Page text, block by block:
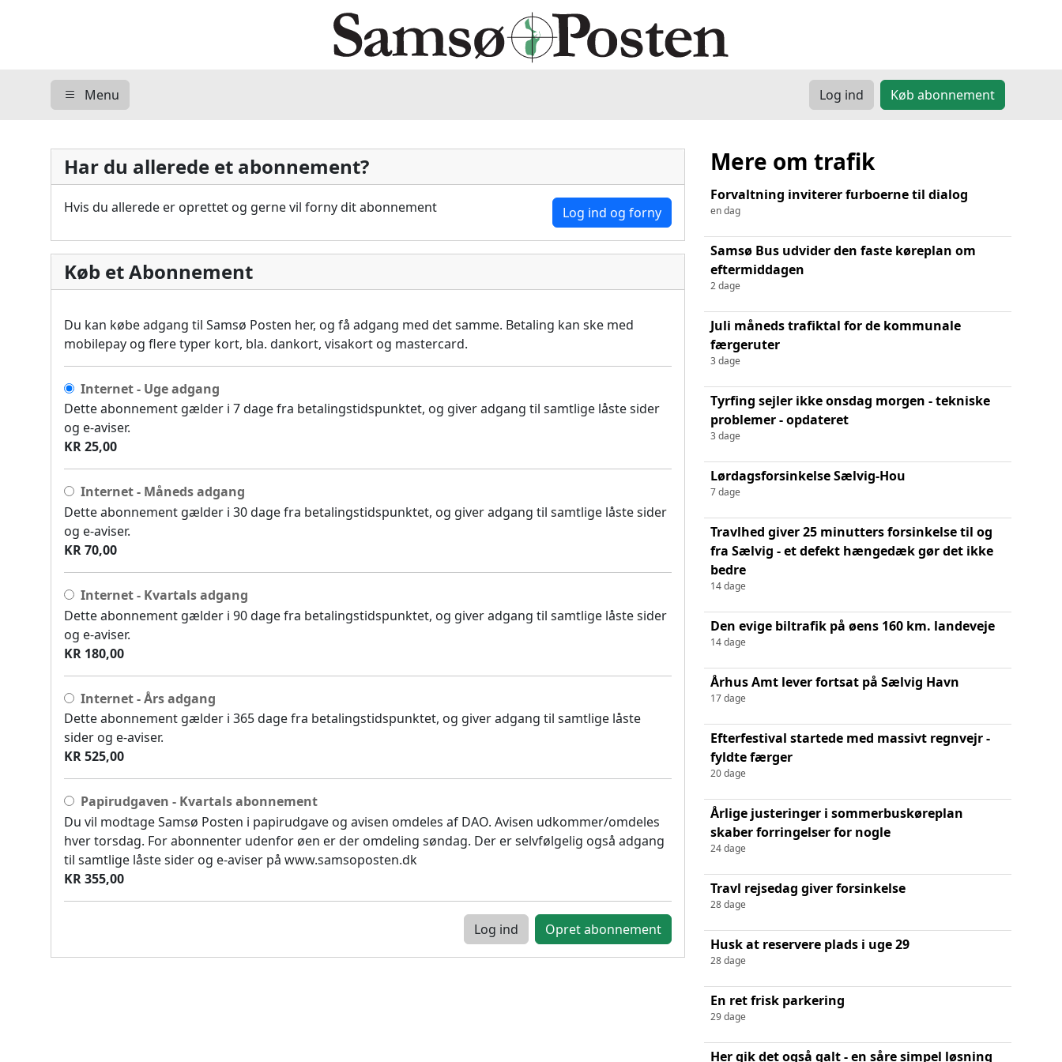
Menu Log ind Køb abonnement
Har du allerede et abonnement?
Hvis du allerede er oprettet og gerne vil forny dit abonnement Log ind og forny
Køb et Abonnement
Du kan købe adgang til Samsø Posten her, og få adgang med det samme. Betaling kan ske med
mobilepay og flere typer kort, bla. dankort, visakort og mastercard.
Internet - Uge adgang
Dette abonnement gælder i 7 dage fra betalingstidspunktet, og giver adgang til samtlige låste sider
og e-aviser.
KR 25,00
Internet - Måneds adgang
Dette abonnement gælder i 30 dage fra betalingstidspunktet, og giver adgang til samtlige låste sider
og e-aviser.
KR 70,00
Internet - Kvartals adgang
Dette abonnement gælder i 90 dage fra betalingstidspunktet, og giver adgang til samtlige låste sider
og e-aviser.
KR 180,00
Internet - Års adgang
Dette abonnement gælder i 365 dage fra betalingstidspunktet, og giver adgang til samtlige låste
sider og e-aviser.
KR 525,00
Papirudgaven - Kvartals abonnement
Du vil modtage Samsø Posten i papirudgave og avisen omdeles af DAO. Avisen udkommer/omdeles
hver torsdag. For abonnenter udenfor øen er der omdeling søndag. Der er selvfølgelig også adgang
til samtlige låste sider og e-aviser på www.samsoposten.dk
KR 355,00
Log ind
Mere om trafik
Forvaltning inviterer furboerne til dialog
en dag
Samsø Bus udvider den faste køreplan om
eftermiddagen
2 dage
Juli måneds trafiktal for de kommunale
færgeruter
3 dage
Tyrfing sejler ikke onsdag morgen - tekniske
problemer - opdateret
3 dage
Lørdagsforsinkelse Sælvig-Hou
7 dage
Travlhed giver 25 minutters forsinkelse til og
fra Sælvig - et defekt hængedæk gør det ikke
bedre
14 dage
Den evige biltrafik på øens 160 km. landeveje
14 dage
Århus Amt lever fortsat på Sælvig Havn
17 dage
Efterfestival startede med massivt regnvejr -
fyldte færger
20 dage
Årlige justeringer i sommerbuskøreplan
skaber forringelser for nogle
24 dage
Travl rejsedag giver forsinkelse
28 dage
Husk at reservere plads i uge 29
28 dage
En ret frisk parkering
29 dage
Her gik det også galt - en såre simpel løsning